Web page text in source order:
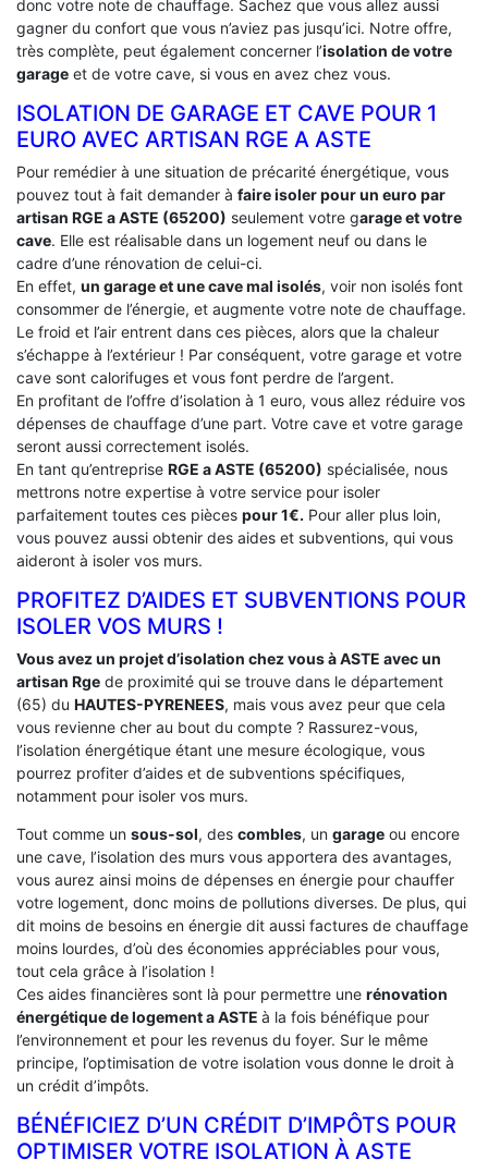
donc votre note de chauffage. Sachez que vous allez aussi
gagner du confort que vous n’aviez pas jusqu’ici. Notre offre,
très complète, peut également concerner l’isolation de votre
garage et de votre cave, si vous en avez chez vous.
ISOLATION DE GARAGE ET CAVE POUR 1
EURO AVEC ARTISAN RGE A ASTE
Pour remédier à une situation de précarité énergétique, vous
pouvez tout à fait demander à faire isoler pour un euro par
artisan RGE a ASTE (65200) seulement votre garage et votre
cave. Elle est réalisable dans un logement neuf ou dans le
cadre d’une rénovation de celui-ci.
En effet, un garage et une cave mal isolés, voir non isolés font
consommer de l’énergie, et augmente votre note de chauffage.
Le froid et l’air entrent dans ces pièces, alors que la chaleur
s’échappe à l’extérieur ! Par conséquent, votre garage et votre
cave sont calorifuges et vous font perdre de l’argent.
En profitant de l’offre d’isolation à 1 euro, vous allez réduire vos
dépenses de chauffage d’une part. Votre cave et votre garage
seront aussi correctement isolés.
En tant qu’entreprise RGE a ASTE (65200) spécialisée, nous
mettrons notre expertise à votre service pour isoler
parfaitement toutes ces pièces pour 1€. Pour aller plus loin,
vous pouvez aussi obtenir des aides et subventions, qui vous
aideront à isoler vos murs.
PROFITEZ D’AIDES ET SUBVENTIONS POUR
ISOLER VOS MURS !
Vous avez un projet d’isolation chez vous à ASTE avec un
artisan Rge de proximité qui se trouve dans le département
(65) du HAUTES-PYRENEES, mais vous avez peur que cela
vous revienne cher au bout du compte ? Rassurez-vous,
l’isolation énergétique étant une mesure écologique, vous
pourrez profiter d’aides et de subventions spécifiques,
notamment pour isoler vos murs.
Tout comme un sous-sol, des combles, un garage ou encore
une cave, l’isolation des murs vous apportera des avantages,
vous aurez ainsi moins de dépenses en énergie pour chauffer
votre logement, donc moins de pollutions diverses. De plus, qui
dit moins de besoins en énergie dit aussi factures de chauffage
moins lourdes, d’où des économies appréciables pour vous,
tout cela grâce à l’isolation !
Ces aides financières sont là pour permettre une rénovation
énergétique de logement aASTE à la fois bénéfique pour
l’environnement et pour les revenus du foyer. Sur le même
principe, l’optimisation de votre isolation vous donne le droit à
un crédit d’impôts.
BÉNÉFICIEZ D’UN CRÉDIT D’IMPÔTS POUR
OPTIMISER VOTRE ISOLATION À ‎ASTE